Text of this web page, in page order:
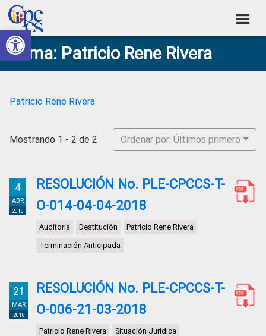
Abrir barra de herramientas
Skip
to
primary
navigation
Skip
to
main
content
Skip
to
primary
sidebar
Skip
to
footer
Consejo
de
Ciudadana
Control
Construyendo
Poder
Ciudadano
Tema: Patricio Rene Rivera
Patricio Rene Rivera
Mostrando 1 - 2 de 2 Ordenar por: Últimos primero
4
ABR
2018
RESOLUCIÓN No. PLE-CPCCS-T-
O-014-04-04-2018
Auditoría Destitución Patricio Rene Rivera
Terminación Anticipada
21
MAR
2018
RESOLUCIÓN No. PLE-CPCCS-T-
O-006-21-03-2018
Patricio Rene Rivera Situación Jurídica